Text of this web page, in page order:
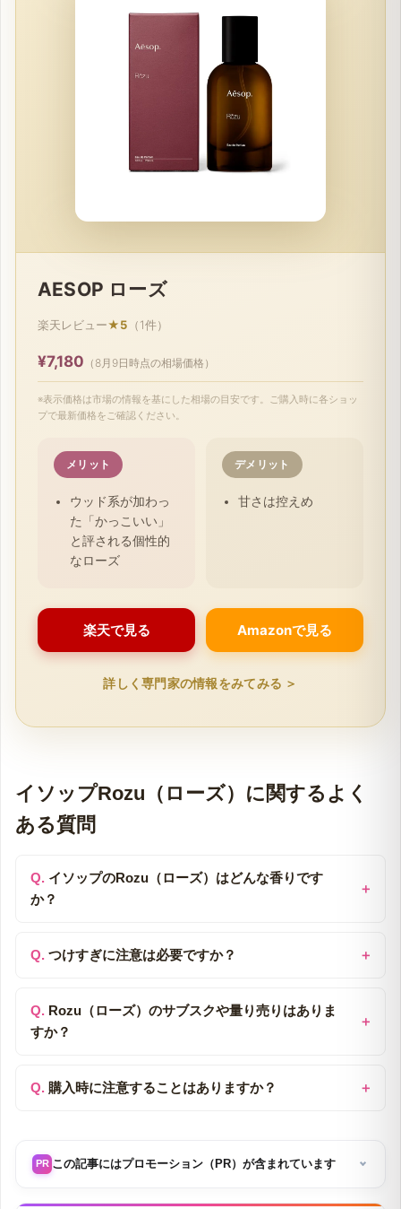
AESOP ローズ
楽天レビュー★5（1件）
※表示価格は市場の情報を基にした相場の目安です。ご購入時に各ショッ
プで最新価格をご確認ください。
メリット
と評される個性的
なローズ
イソップRozu（ローズ）に関するよく
ある質問
イソップのRozu（ローズ）はどんな香りです
つけすぎに注意は必要ですか？
Rozu（ローズ）のサブスクや量り売りはありま
購入時に注意することはありますか？